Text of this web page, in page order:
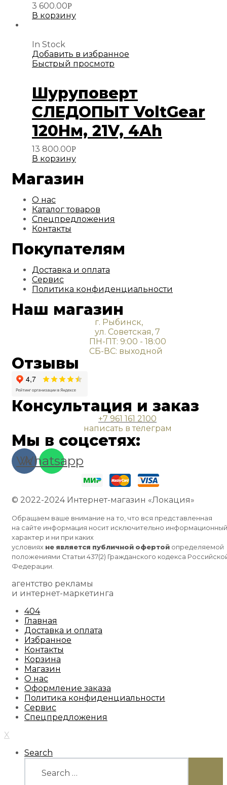
3 600.00Р
В корзину
In Stock
Добавить в избранное
Быстрый просмотр
Шуруповерт
СЛЕДОПЫТ VoltGear
120Нм, 21V, 4Ah
13 800.00Р
В корзину
Магазин
О нас
Каталог товаров
Спецпредложения
Контакты
Покупателям
Доставка и оплата
Сервис
Политика конфиденциальности
Наш магазин
г. Рыбинск,
ул. Советская, 7
ПН-ПТ: 9:00 - 18:00
СБ-ВС: выходной
Отзывы
Консультация и заказ
+7 961 161 2100
написать в телеграм
Мы в соцсетях:
Vk
Whatsapp
© 2022-2024 Интернет-магазин «Локация»
Обращаем ваше внимание на то, что вся представленная
на сайте информация носит исключительно информационный
характер и ни при каких
условиях не является публичной офертой определяемой
положениями Статьи 437(2) Гражданского кодекса
Федерации.
агентство рекламы
и интернет-маркетинга
404
Главная
Доставка и оплата
Избранное
Контакты
Корзина
Магазин
О нас
Оформление заказа
Политика конфиденциальности
Сервис
Спецпредложения
X
Search
Search